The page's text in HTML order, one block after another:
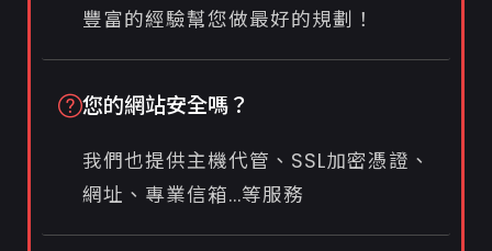
豐富的經驗幫您做最好的規劃！
您的網站安全嗎？
我們也提供主機代管、SSL加密憑證、
網址、專業信箱...等服務